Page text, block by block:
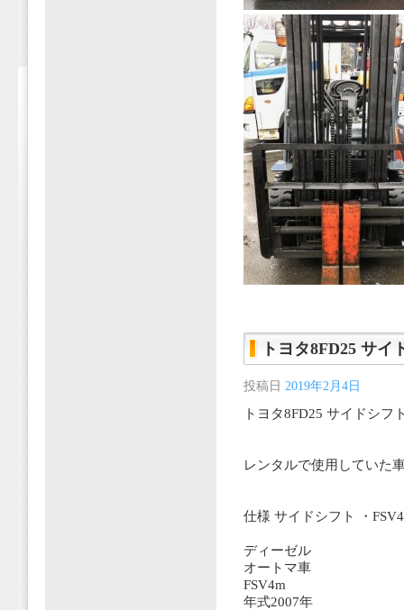
トヨタ8FD25 サイ
投稿日 2019年2月4日
トヨタ8FD25 サイドシフ
レンタルで使用していた
仕様 サイドシフト ・
ディーゼル
オートマ車
FSV4m
年式2007年